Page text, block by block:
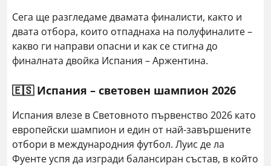
Сега ще разгледаме двамата финалисти, както и
двата отбора, които отпаднаха на полуфиналите –
какво ги направи опасни и как се стигна до
финалната двойка Испания – Аржентина.
🇪🇸 Испания – световен шампион 2026
Испания влезе в Световното първенство 2026 като
европейски шампион и един от най-завършените
отбори в международния футбол. Луис де ла
Фуенте успя да изгради балансиран състав, в който